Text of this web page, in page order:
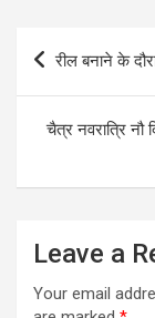
Post
रील बनाने के
चैत्र नवरात्रि नौ
Leave a
Your email